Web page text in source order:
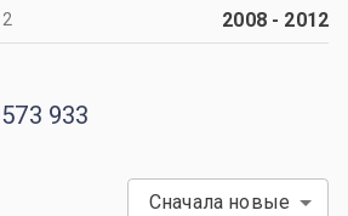
2008- 2012
933
Сначала новые